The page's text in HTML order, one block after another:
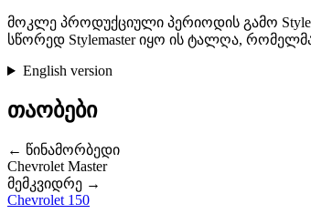
მოკლე პროდუქციული პერიოდის გამო
სწორედ Stylemaster იყო ის ტალღა,
English version
თაობები
← წინამორბედი
Chevrolet Master
მემკვიდრე →
Chevrolet 150